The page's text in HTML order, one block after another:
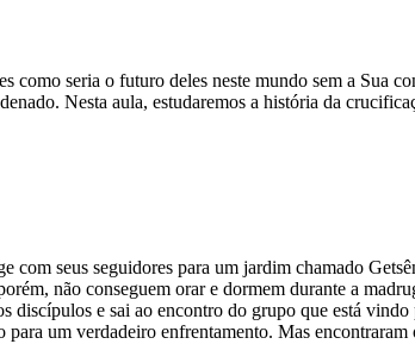
como seria o futuro deles neste mundo sem a Sua
Nesta aula, estudaremos a história da
com seus seguidores para um jardim chamado
não conseguem orar e dormem durante a
discípulos e sai ao encontro do grupo que está
um verdadeiro enfrentamento. Mas